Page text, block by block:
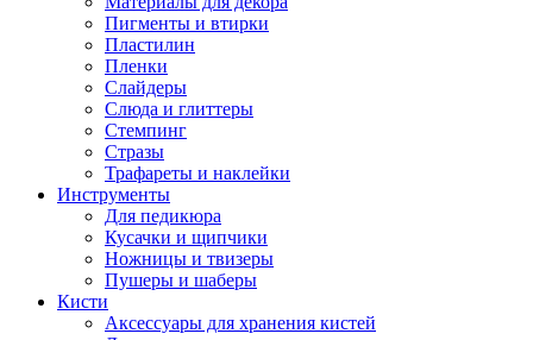
Пигменты и втирки
Пластилин
Пленки
Слайдеры
Слюда и глиттеры
Стемпинг
Стразы
Трафареты и наклейки
Инструменты
Для педикюра
Кусачки и щипчики
Ножницы и твизеры
Пушеры и шаберы
Кисти
Аксессуары для хранения кистей